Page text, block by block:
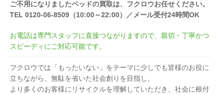
ご不用になりましたベッドの買取は、フクロウお任せください。
TEL 0120-06-8509（10:00～22:00）／メール受付24時間OK
お電話は専門スタッフに直接つながりますので、親切・丁寧かつ
スピーディにご対応可能です。
フクロウでは「もったいない」をテーマに少しでも皆様のお役に
立ちながら、無駄を省いた社会創りを目指し、
より多くのお客様にリサイクルを理解していただき、社会に根付